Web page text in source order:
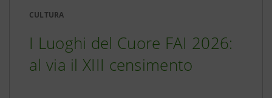
CULTURA
I Luoghi del Cuore FAI 2026:
al via il XIII censimento